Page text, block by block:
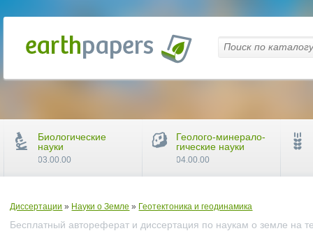
Диссертации » Науки о Земле » Геотектоника и геодинамика
Бесплатный автореферат и диссертация по наукам о земле на
Биологические
науки
03.00.00
Геолого-минерало-
гические науки
04.00.00